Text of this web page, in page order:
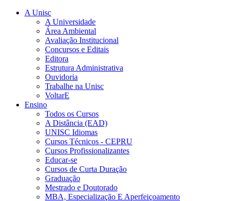
A Unisc
A Universidade
Área Ambiental
Avaliação Institucional
Concursos e Editais
Editora
Estrutura Administrativa
Ouvidoria
Trabalhe na Unisc
VoltarE
Ensino
Todos os Cursos
A Distância (EAD)
UNISC Idiomas
Cursos Técnicos - CEPRU
Cursos Profissionalizantes
Educar-se
Cursos de Curta Duração
Graduação
Mestrado e Doutorado
MBA, Especialização E Aperfeiçoamento